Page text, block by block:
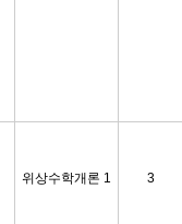
위상수학개론 1 3